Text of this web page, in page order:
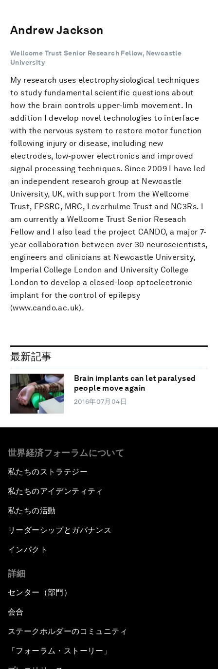
Andrew Jackson
Wellcome Trust Senior Research Fellow, Newcastle
University
My research uses electrophysiological techniques
to study fundamental scientific questions about
how the brain controls upper-limb movement. In
addition I develop novel technologies to interface
with the nervous system to restore motor function
following injury or disease, including new
electrodes, low-power electronics and improved
signal processing techniques. Since 2009 I have led
an independent research group at Newcastle
University, UK, with support from the Wellcome
Trust, EPSRC, MRC, Leverhulme Trust and NC3Rs. I
am currently a Wellcome Trust Senior Reseach
Fellow and I also lead the project CANDO, a major 7-
year collaboration between over 30 neuroscientists,
engineers and clinicians at Newcastle University,
Imperial College London and University College
London to develop a closed-loop optoelectronic
implant for the control of epilepsy
(www.cando.ac.uk).
最新記事
Brain implants can let paralysed
people move again
2016年07月04日
世界経済フォーラムについて
私たちのストラテジー
私たちのアイデンティティ
私たちの活動
リーダーシップとガバナンス
インパクト
詳細
センター（部門）
会合
ステークホルダーのコミュニティ
「フォーラム・ストーリー」